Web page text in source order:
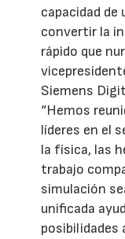
capacidad de
convertir la
rápido que
Siemens
“Hemos
líderes en el
la física, las
trabajo
simulación
unificada
posibilidades